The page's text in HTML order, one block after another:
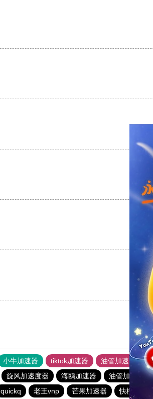
小牛加速器 tiktok加速器 油管加速器
旋风加速度器 海鸥加速器 油管加速器
quickq 老王vnp 芒果加速器 快橙加速器